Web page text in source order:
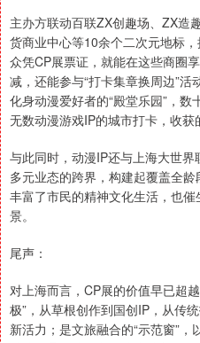
主办方联动百联ZX创趣场、ZX造
货商业中心等10余个二次元地标
众凭CP展票证，就能在这些商圈
减，还能参与“打卡集章换周边”
化身动漫爱好者的“殿堂乐园”，
无数动漫游戏IP的城市打卡，收获
与此同时，动漫IP还与上海大世
多元业态的跨界，构建起覆盖全
丰富了市民的精神文化生活，也催
景。
尾声：
对上海而言，CP展的价值早已超
极”，从草根创作到国创IP，从传
新活力；是文旅融合的“示范窗”